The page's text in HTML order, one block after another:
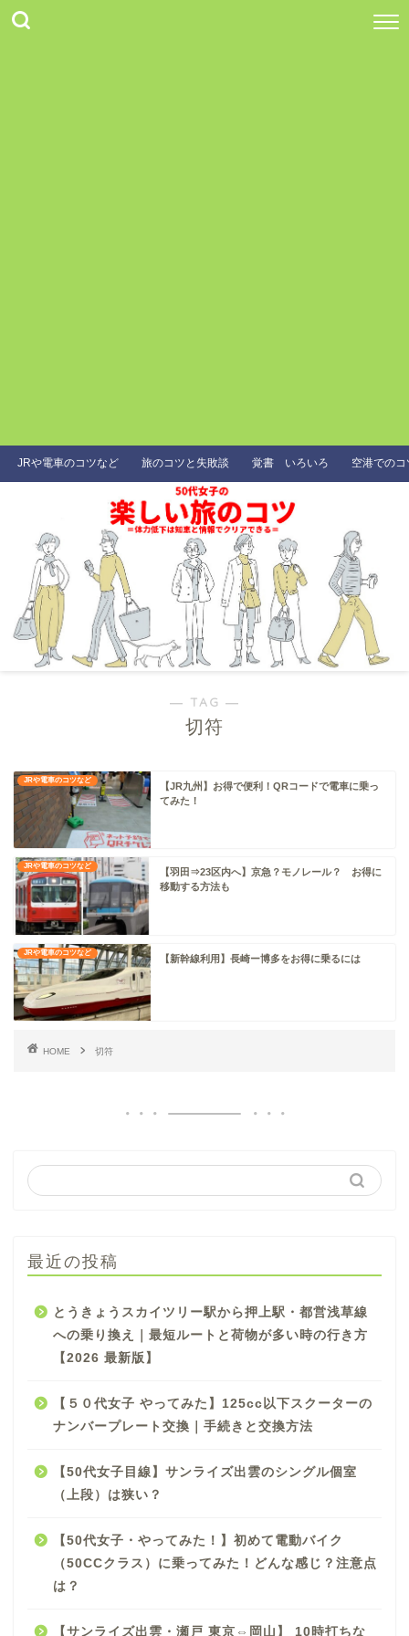
JRや電車のコツなど 旅のコツと失敗談 覚書 いろいろ 空港での
― TAG ―
切符
JRや電車のコツなど
【JR九州】お得で便利！QRコードで電車に乗っ
てみた！
JRや電車のコツなど
【羽田⇒23区内へ】京急？モノレール？ お得に
移動する方法も
JRや電車のコツなど
【新幹線利用】長崎ー博多をお得に乗るには
HOME 切符
最近の投稿
とうきょうスカイツリー駅から押上駅・都営浅草線
への乗り換え｜最短ルートと荷物が多い時の行き方
【2026 最新版】
【５０代女子 やってみた】125cc以下スクーターの
ナンバープレート交換｜手続きと交換方法
【50代女子目線】サンライズ出雲のシングル個室
（上段）は狭い？
【50代女子・やってみた！】初めて電動バイク
（50CCクラス）に乗ってみた！どんな感じ？注意点
は？
【サンライズ出雲・瀬戸 東京⇔岡山】 10時打ちな